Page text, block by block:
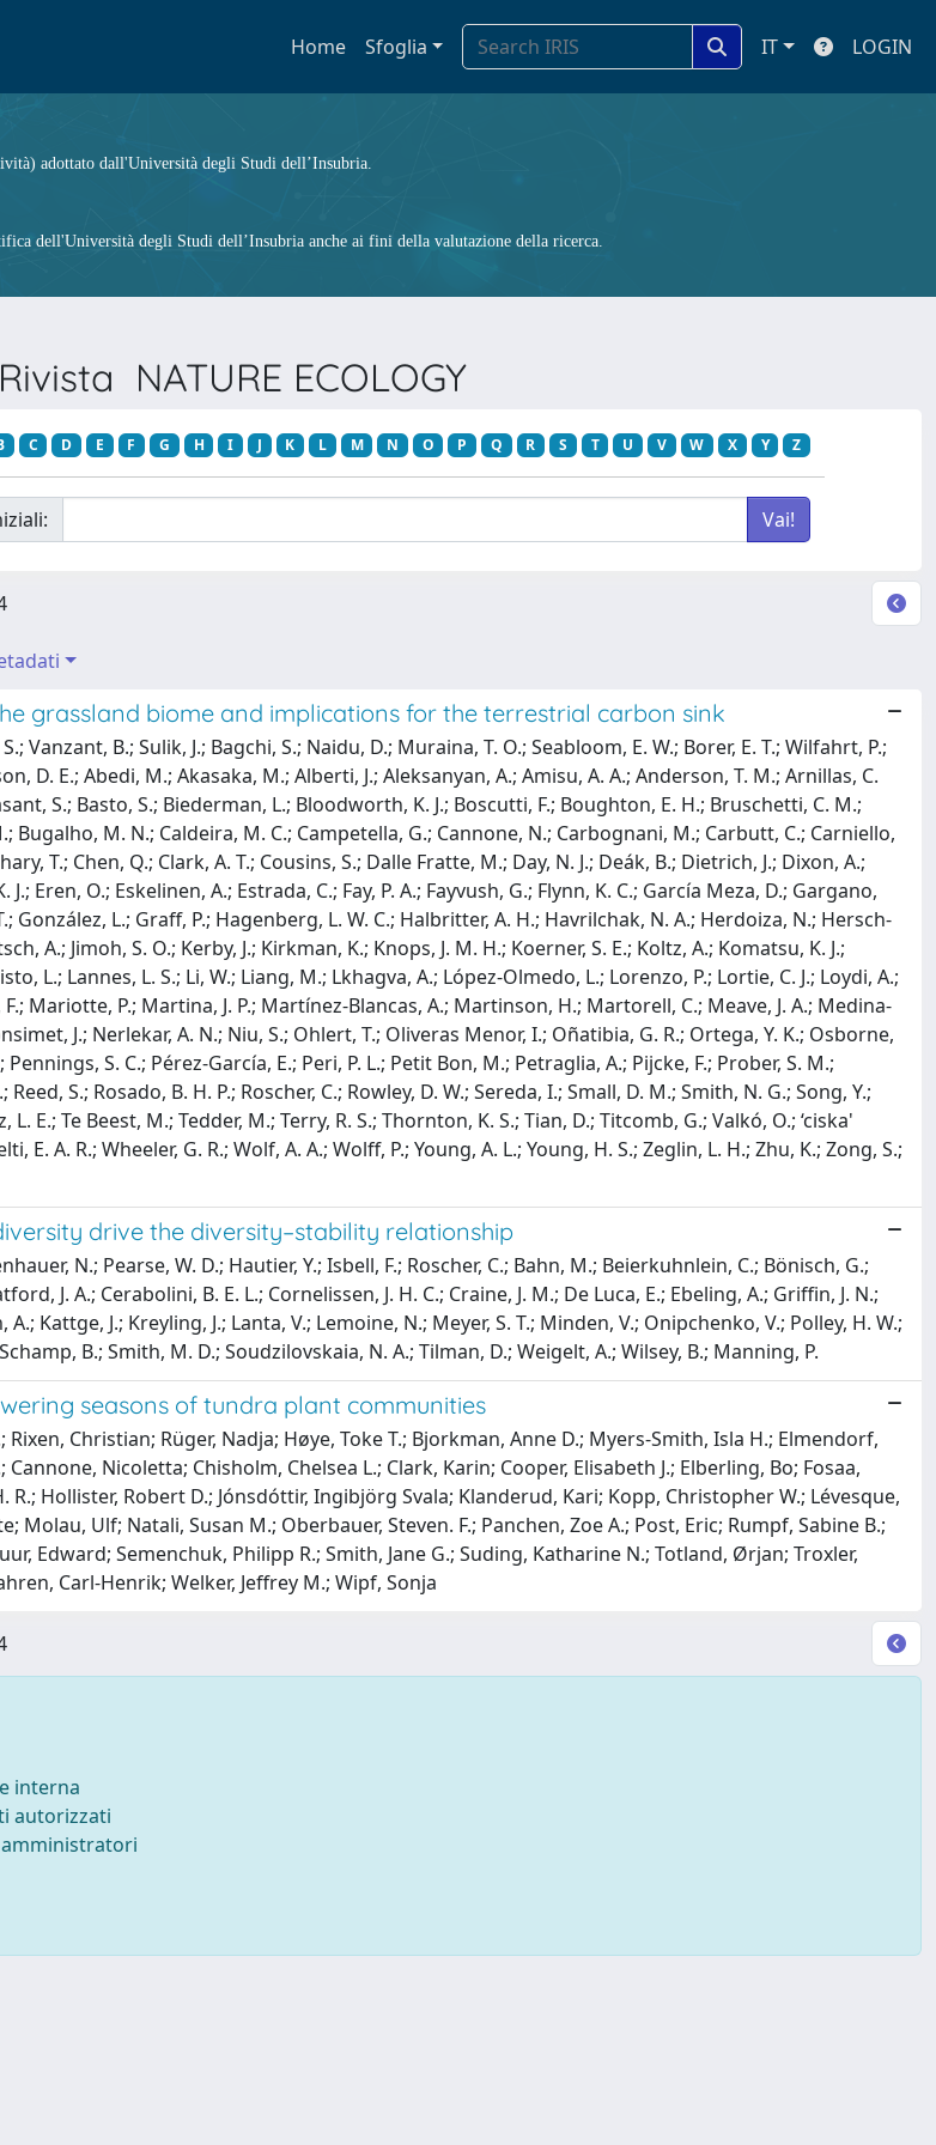
Home Sfoglia IT LOGIN
adottato dall'Università degli Studi dell’Insubria.
dell'Università degli Studi dell’Insubria anche ai fini della valutazione della ricerca.
NATURE ECOLOGY
C D E F G H I J K L M N O P Q R S T U V W X Y Z
grassland biome and implications for the terrestrial carbon sink
Vanzant, B.; Sulik, J.; Bagchi, S.; Naidu, D.; Muraina, T. O.; Seabloom, E. W.; Borer, E. T.; Wilfahrt, P.;
D. E.; Abedi, M.; Akasaka, M.; Alberti, J.; Aleksanyan, A.; Amisu, A. A.; Anderson, T. M.; Arnillas, C.
S.; Basto, S.; Biederman, L.; Bloodworth, K. J.; Boscutti, F.; Boughton, E. H.; Bruschetti, C. M.;
Bugalho, M. N.; Caldeira, M. C.; Campetella, G.; Cannone, N.; Carbognani, M.; Carbutt, C.; Carniello,
T.; Chen, Q.; Clark, A. T.; Cousins, S.; Dalle Fratte, M.; Day, N. J.; Deák, B.; Dietrich, J.; Dixon, A.;
J.; Eren, O.; Eskelinen, A.; Estrada, C.; Fay, P. A.; Fayvush, G.; Flynn, K. C.; García Meza, D.; Gargano,
González, L.; Graff, P.; Hagenberg, L. W. C.; Halbritter, A. H.; Havrilchak, N. A.; Herdoiza, N.; Hersch-
A.; Jimoh, S. O.; Kerby, J.; Kirkman, K.; Knops, J. M. H.; Koerner, S. E.; Koltz, A.; Komatsu, K. J.;
L.; Lannes, L. S.; Li, W.; Liang, M.; Lkhagva, A.; López-Olmedo, L.; Lorenzo, P.; Lortie, C. J.; Loydi, A.;
F.; Mariotte, P.; Martina, J. P.; Martínez-Blancas, A.; Martinson, H.; Martorell, C.; Meave, J. A.; Medina-
J.; Nerlekar, A. N.; Niu, S.; Ohlert, T.; Oliveras Menor, I.; Oñatibia, G. R.; Ortega, Y. K.; Osborne,
Pennings, S. C.; Pérez-García, E.; Peri, P. L.; Petit Bon, M.; Petraglia, A.; Pijcke, F.; Prober, S. M.;
Reed, S.; Rosado, B. H. P.; Roscher, C.; Rowley, D. W.; Sereda, I.; Small, D. M.; Smith, N. G.; Song, Y.;
L. E.; Te Beest, M.; Tedder, M.; Terry, R. S.; Thornton, K. S.; Tian, D.; Titcomb, G.; Valkó, O.; ‘ciska'
E. A. R.; Wheeler, G. R.; Wolf, A. A.; Wolff, P.; Young, A. L.; Young, H. S.; Zeglin, L. H.; Zhu, K.; Zong, S.;
drive the diversity–stability relationship
N.; Pearse, W. D.; Hautier, Y.; Isbell, F.; Roscher, C.; Bahn, M.; Beierkuhnlein, C.; Bönisch, G.;
J. A.; Cerabolini, B. E. L.; Cornelissen, J. H. C.; Craine, J. M.; De Luca, E.; Ebeling, A.; Griffin, J. N.;
A.; Kattge, J.; Kreyling, J.; Lanta, V.; Lemoine, N.; Meyer, S. T.; Minden, V.; Onipchenko, V.; Polley, H. W.;
B.; Smith, M. D.; Soudzilovskaia, N. A.; Tilman, D.; Weigelt, A.; Wilsey, B.; Manning, P.
seasons of tundra plant communities
Rixen, Christian; Rüger, Nadja; Høye, Toke T.; Bjorkman, Anne D.; Myers-Smith, Isla H.; Elmendorf,
Cannone, Nicoletta; Chisholm, Chelsea L.; Clark, Karin; Cooper, Elisabeth J.; Elberling, Bo; Fosaa,
R.; Hollister, Robert D.; Jónsdóttir, Ingibjörg Svala; Klanderud, Kari; Kopp, Christopher W.; Lévesque,
Molau, Ulf; Natali, Susan M.; Oberbauer, Steven. F.; Panchen, Zoe A.; Post, Eric; Rumpf, Sabine B.;
Edward; Semenchuk, Philipp R.; Smith, Jane G.; Suding, Katharine N.; Totland, Ørjan; Troxler,
Carl-Henrik; Welker, Jeffrey M.; Wipf, Sonja
interna
autorizzati